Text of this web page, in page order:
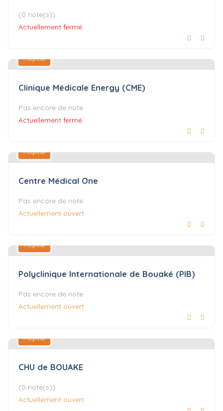
(0 note(s))
Actuellement fermé
Hôpital
Clinique Médicale Energy (CME)
Pas encore de note
Actuellement fermé
Hôpital
Centre Médical One
Pas encore de note
Actuellement ouvert
Hôpital
Polyclinique Internationale de Bouaké (PIB)
Pas encore de note
Actuellement ouvert
Hôpital
CHU de BOUAKE
(0 note(s))
Actuellement ouvert